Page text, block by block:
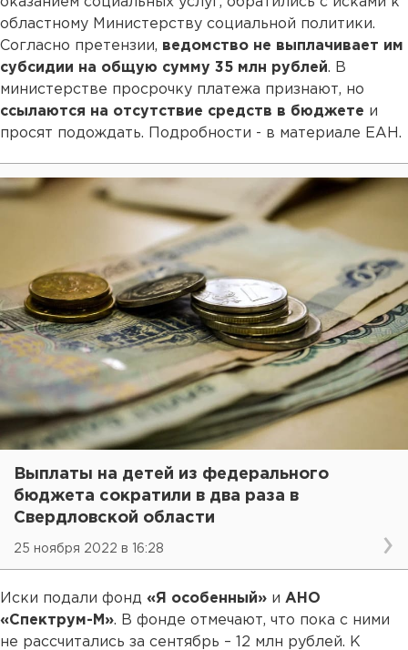
областному Министерству социальной политики.
Согласно претензии, ведомство не выплачивает им
субсидии на общую сумму 35 млн рублей. В
министерстве просрочку платежа признают, но
ссылаются на отсутствие средств в бюджете и
просят подождать. Подробности - в материале ЕАН.
Выплаты на детей из федерального
бюджета сократили в два раза в
Свердловской области
25 ноября 2022 в 16:28
Иски подали фонд «Я особенный» и АНО
«Спектрум-М». В фонде отмечают, что пока с ними
не рассчитались за сентябрь – 12 млн рублей. К